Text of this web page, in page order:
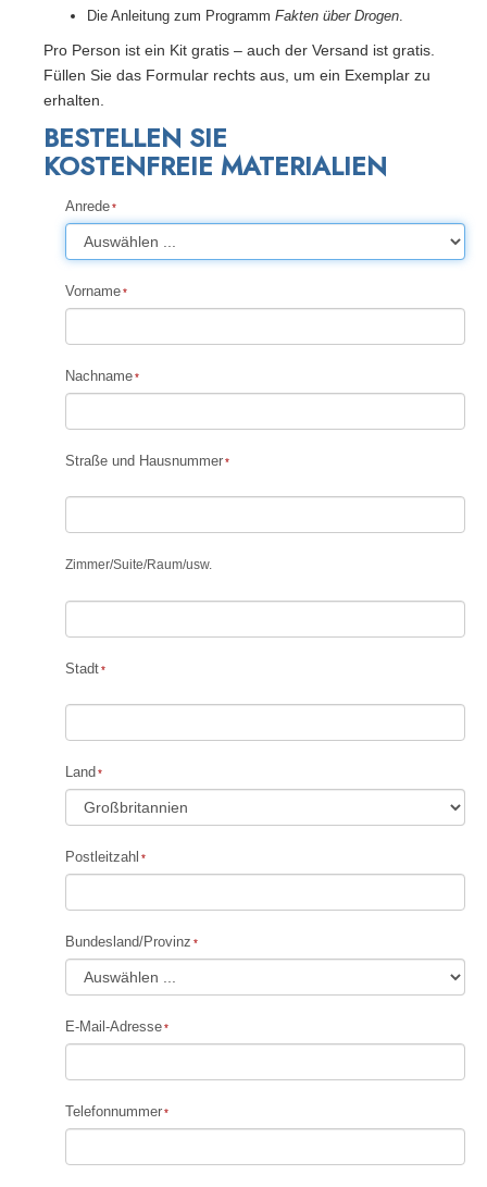
Die Anleitung zum Programm Fakten über Drogen.
Pro Person ist ein Kit gratis – auch der Versand ist gratis.
Füllen Sie das Formular rechts aus, um ein Exemplar zu
erhalten.
BESTELLEN SIE
KOSTENFREIE MATERIALIEN
Anrede
Vorname
Nachname
Straße und Hausnummer
Zimmer/Suite/Raum/usw.
Stadt
Land
Postleitzahl
Bundesland/Provinz
E-Mail-Adresse
Telefonnummer